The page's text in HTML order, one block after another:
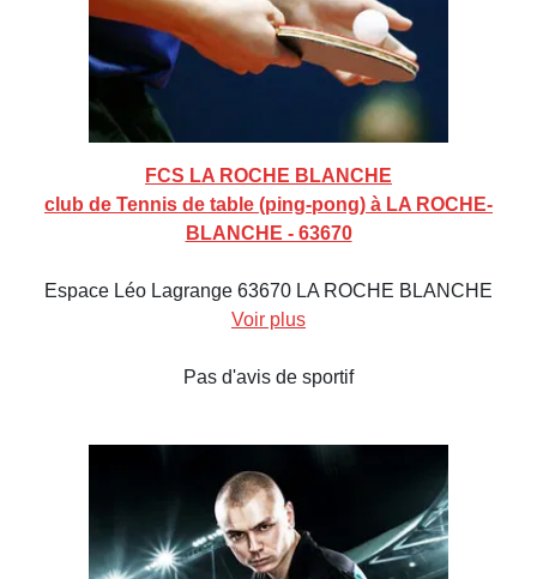
FCS LA ROCHE BLANCHE
club de Tennis de table (ping-pong) à LA ROCHE-
BLANCHE - 63670
Espace Léo Lagrange 63670 LA ROCHE BLANCHE
Voir plus
Pas d'avis de sportif